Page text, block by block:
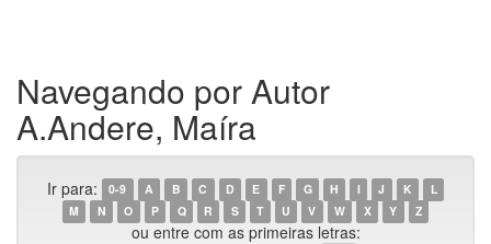
Navegando por Autor
A.Andere, Maíra
Ir para: 0-9 A B C D E F G H I J K
L
M
N O P Q R S T U V W X Y Z
ou entre com as primeiras letras: